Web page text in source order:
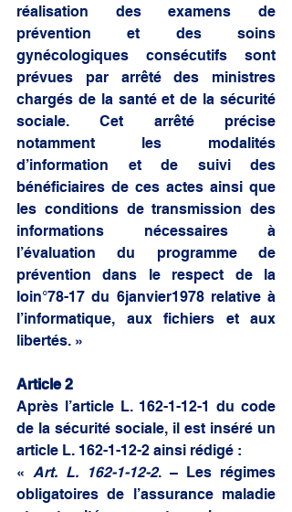
réalisation des examens de
prévention et des soins
gynécologiques consécutifs sont
prévues par arrêté des ministres
chargés de la santé et de la sécurité
sociale. Cet arrêté précise
notamment les modalités
d’information et de suivi des
bénéficiaires de ces actes ainsi que
les conditions de transmission des
informations nécessaires à
l’évaluation du programme de
prévention dans le respect de la
loin°78-17 du 6janvier1978 relative à
l’informatique, aux fichiers et aux
libertés. »
Article 2
Après l’article L. 162-1-12-1 du code
de la sécurité sociale, il est inséré un
article L. 162-1-12-2 ainsi rédigé :
« Art. L. 162-1-12-2. – Les régimes
obligatoires de l’assurance maladie